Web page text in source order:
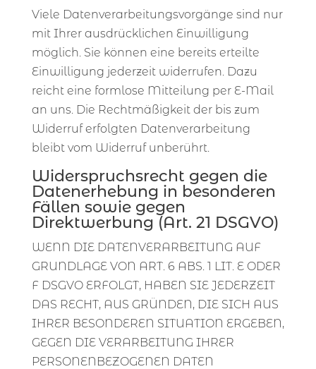
Viele Datenverarbeitungsvorgänge sind nur
mit Ihrer ausdrücklichen Einwilligung
möglich. Sie können eine bereits erteilte
Einwilligung jederzeit widerrufen. Dazu
reicht eine formlose Mitteilung per E-Mail
an uns. Die Rechtmäßigkeit der bis zum
Widerruf erfolgten Datenverarbeitung
bleibt vom Widerruf unberührt.
Widerspruchsrecht gegen die
Datenerhebung in besonderen
Fällen sowie gegen
Direktwerbung (Art. 21 DSGVO)
WENN DIE DATENVERARBEITUNG AUF
GRUNDLAGE VON ART. 6 ABS. 1 LIT. E ODER
F DSGVO ERFOLGT, HABEN SIE JEDERZEIT
DAS RECHT, AUS GRÜNDEN, DIE SICH AUS
IHRER BESONDEREN SITUATION ERGEBEN,
GEGEN DIE VERARBEITUNG IHRER
PERSONENBEZOGENEN DATEN